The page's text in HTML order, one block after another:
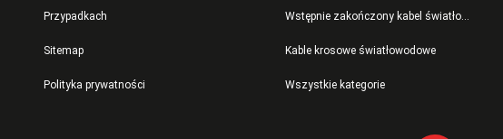
Przypadkach
Sitemap
Polityka prywatności
Wstępnie zakończony kabel światłowodowy
Kable krosowe światłowodowe
Wszystkie kategorie